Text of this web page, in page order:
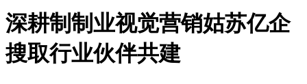
深耕制制业视觉营销姑苏亿企
搜取行业伙伴共建